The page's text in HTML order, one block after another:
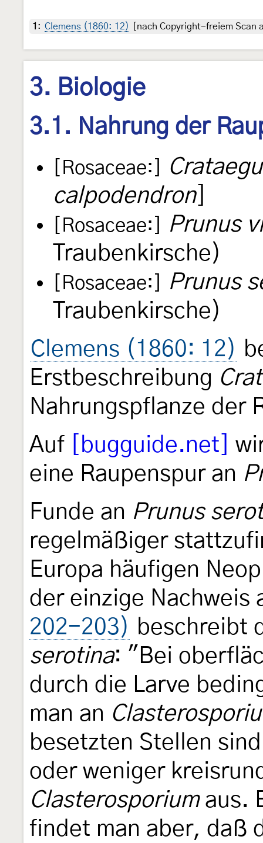
1 : Clemens (1860: 12) [nach Copyright-freiem Scan
3. Biologie
3.1. Nahrung der
[Rosaceae:]
calpodendron]
[Rosaceae:]
Prunus
Traubenkirsche)
[Rosaceae:]
Prunus
Traubenkirsche)
Clemens (1860: 12)
Erstbeschreibung
Nahrungspflanze der
Auf
[bugguide.net]
eine Raupenspur an
Funde an Prunus
regelmäßiger
Europa häufigen
der einzige Nachweis
202-203) beschreibt
serotina: "Bei
durch die Larve
man an
besetzten Stellen
oder weniger
Clasterosporiumaus.
findet man aber, daß